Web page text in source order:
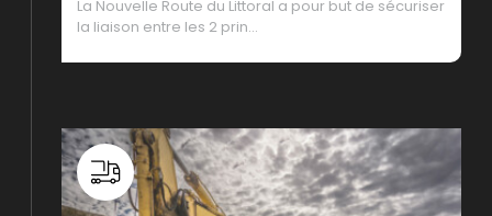
La Nouvelle Route du Littoral a pour but de sécuriser
la liaison entre les 2 prin…